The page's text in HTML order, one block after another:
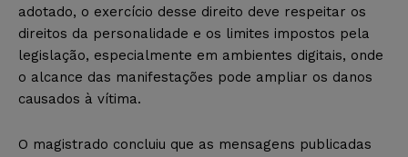
adotado, o exercício desse direito deve respeitar os
direitos da personalidade e os limites impostos pela
legislação, especialmente em ambientes digitais, onde
o alcance das manifestações pode ampliar os danos
causados à vítima.
O magistrado concluiu que as mensagens publicadas